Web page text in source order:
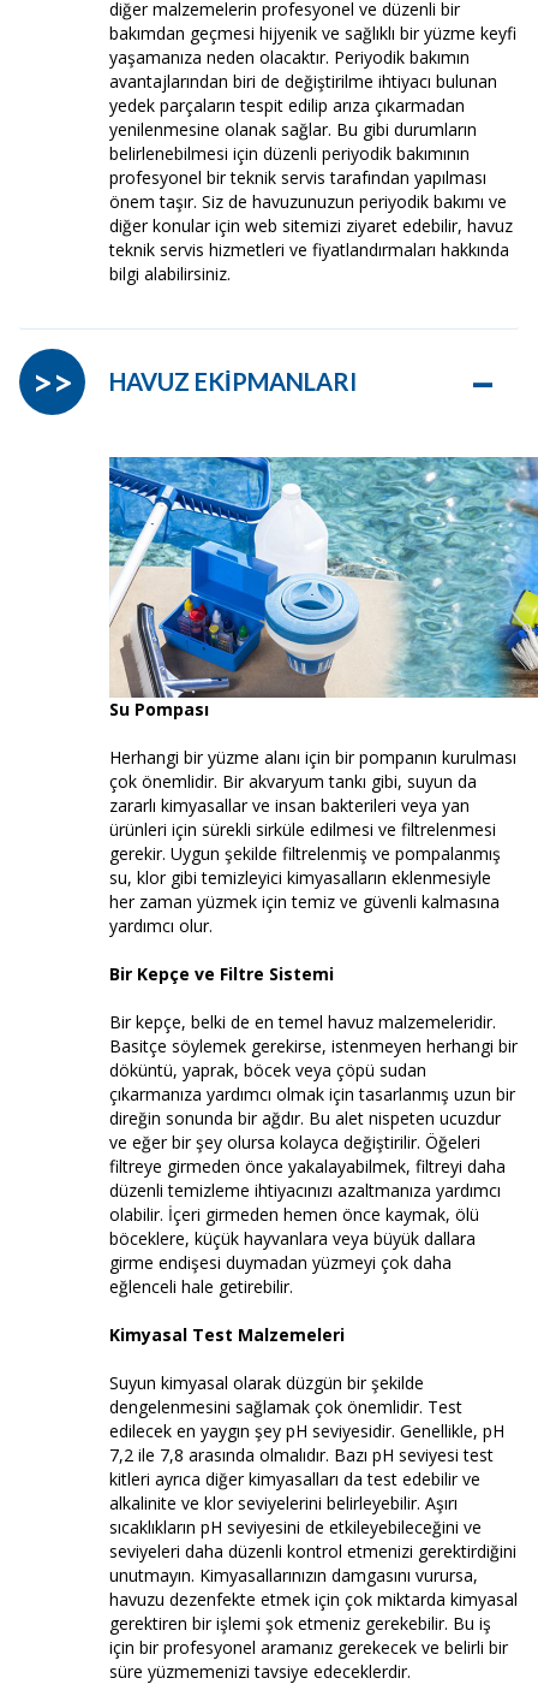
diğer malzemelerin profesyonel ve düzenli bir
bakımdan geçmesi hijyenik ve sağlıklı bir yüzme keyfi
yaşamanıza neden olacaktır. Periyodik bakımın
avantajlarından biri de değiştirilme ihtiyacı bulunan
yedek parçaların tespit edilip arıza çıkarmadan
yenilenmesine olanak sağlar. Bu gibi durumların
belirlenebilmesi için düzenli periyodik bakımının
profesyonel bir teknik servis tarafından yapılması
önem taşır. Siz de havuzunuzun periyodik bakımı ve
diğer konular için web sitemizi ziyaret edebilir, havuz
teknik servis hizmetleri ve fiyatlandırmaları hakkında
bilgi alabilirsiniz.
HAVUZ EKİPMANLARI –
>>
Su Pompası
Herhangi bir yüzme alanı için bir pompanın kurulması
çok önemlidir. Bir akvaryum tankı gibi, suyun da
zararlı kimyasallar ve insan bakterileri veya yan
ürünleri için sürekli sirküle edilmesi ve filtrelenmesi
gerekir. Uygun şekilde filtrelenmiş ve pompalanmış
su, klor gibi temizleyici kimyasalların eklenmesiyle
her zaman yüzmek için temiz ve güvenli kalmasına
yardımcı olur.
Bir Kepçe ve Filtre Sistemi
Bir kepçe, belki de en temel havuz malzemeleridir.
Basitçe söylemek gerekirse, istenmeyen herhangi bir
döküntü, yaprak, böcek veya çöpü sudan
çıkarmanıza yardımcı olmak için tasarlanmış uzun bir
direğin sonunda bir ağdır. Bu alet nispeten ucuzdur
ve eğer bir şey olursa kolayca değiştirilir. Öğeleri
filtreye girmeden önce yakalayabilmek, filtreyi daha
düzenli temizleme ihtiyacınızı azaltmanıza yardımcı
olabilir. İçeri girmeden hemen önce kaymak, ölü
böceklere, küçük hayvanlara veya büyük dallara
girme endişesi duymadan yüzmeyi çok daha
eğlenceli hale getirebilir.
Kimyasal Test Malzemeleri
Suyun kimyasal olarak düzgün bir şekilde
dengelenmesini sağlamak çok önemlidir. Test
edilecek en yaygın şey pH seviyesidir. Genellikle, pH
7,2 ile 7,8 arasında olmalıdır. Bazı pH seviyesi test
kitleri ayrıca diğer kimyasalları da test edebilir ve
alkalinite ve klor seviyelerini belirleyebilir. Aşırı
sıcaklıkların pH seviyesini de etkileyebileceğini ve
seviyeleri daha düzenli kontrol etmenizi gerektirdiğini
unutmayın. Kimyasallarınızın damgasını vurursa,
havuzu dezenfekte etmek için çok miktarda kimyasal
gerektiren bir işlemi şok etmeniz gerekebilir. Bu iş
için bir profesyonel aramanız gerekecek ve belirli bir
süre yüzmemenizi tavsiye edeceklerdir.